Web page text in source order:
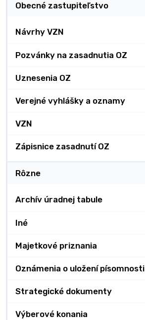
Obecné zastupiteľstvo
Návrhy VZN
Pozvánky na zasadnutia OZ
Uznesenia OZ
Verejné vyhlášky a oznamy
VZN
Zápisnice zasadnutí OZ
Rôzne
Archív úradnej tabule
Iné
Majetkové priznania
Oznámenia o uložení písomnosti
Strategické dokumenty
Výberové konania